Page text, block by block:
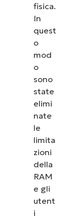
fisica.
In
quest
o
mod
o
sono
state
elimi
nate
le
limita
zioni
della
RAM
e gli
utent
i